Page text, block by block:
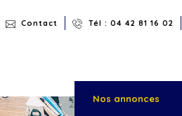
Contact Tél : 04 42 81 16 02
Rechercher
Nos annonces